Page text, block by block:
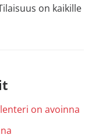
on kaikille
on avoinna